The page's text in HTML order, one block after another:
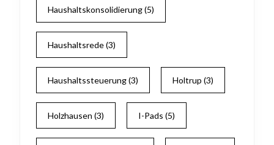
Haushaltskonsolidierung(5)
Haushaltsrede(3)
Haushaltssteuerung(3) Holtrup (3)
Holzhausen (3) I-Pads (5)